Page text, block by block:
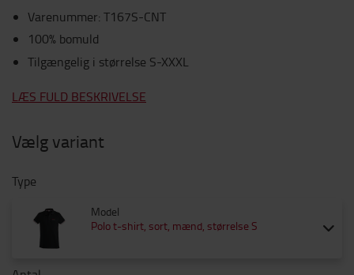
Varenummer: T167S-CNT
100% bomuld
Tilgængelig i størrelse S-XXXL
LÆS FULD BESKRIVELSE
Vælg variant
Type
Model
Polo t-shirt, sort, mænd, størrelse S